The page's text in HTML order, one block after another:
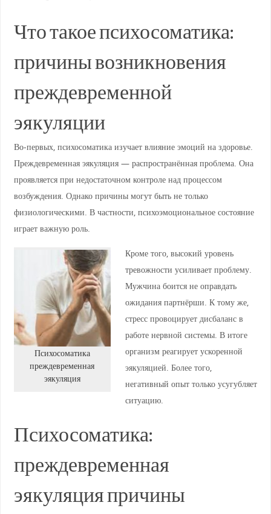
Что такое психосоматика:
причины возникновения
преждевременной
эякуляции
Во-первых, психосоматика изучает влияние эмоций на здоровье.
Преждевременная эякуляция — распространённая проблема. Она
проявляется при недостаточном контроле над процессом
возбуждения. Однако причины могут быть не только
физиологическими. В частности, психоэмоциональное состояние
играет важную роль.
Психосоматика
преждевременная
эякуляция
Кроме того, высокий уровень
тревожности усиливает проблему.
Мужчина боится не оправдать
ожидания партнёрши. К тому же,
стресс провоцирует дисбаланс в
работе нервной системы. В итоге
организм реагирует ускоренной
эякуляцией. Более того,
негативный опыт только усугубляет
ситуацию.
Психосоматика:
преждевременная
эякуляция причины